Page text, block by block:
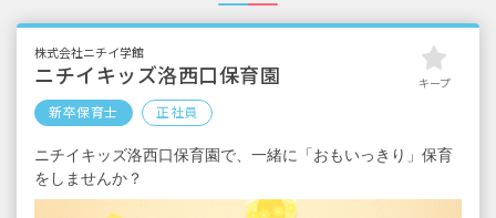
株式会社ニチイ学館
ニチイキッズ洛西口保育園
新卒保育士 正社員
キープ
ニチイキッズ洛西口保育園で、一緒に「おもいっきり」保育
をしませんか？